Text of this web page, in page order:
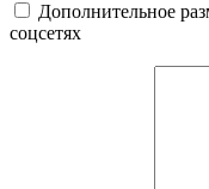
Дополнительное
соцсетях